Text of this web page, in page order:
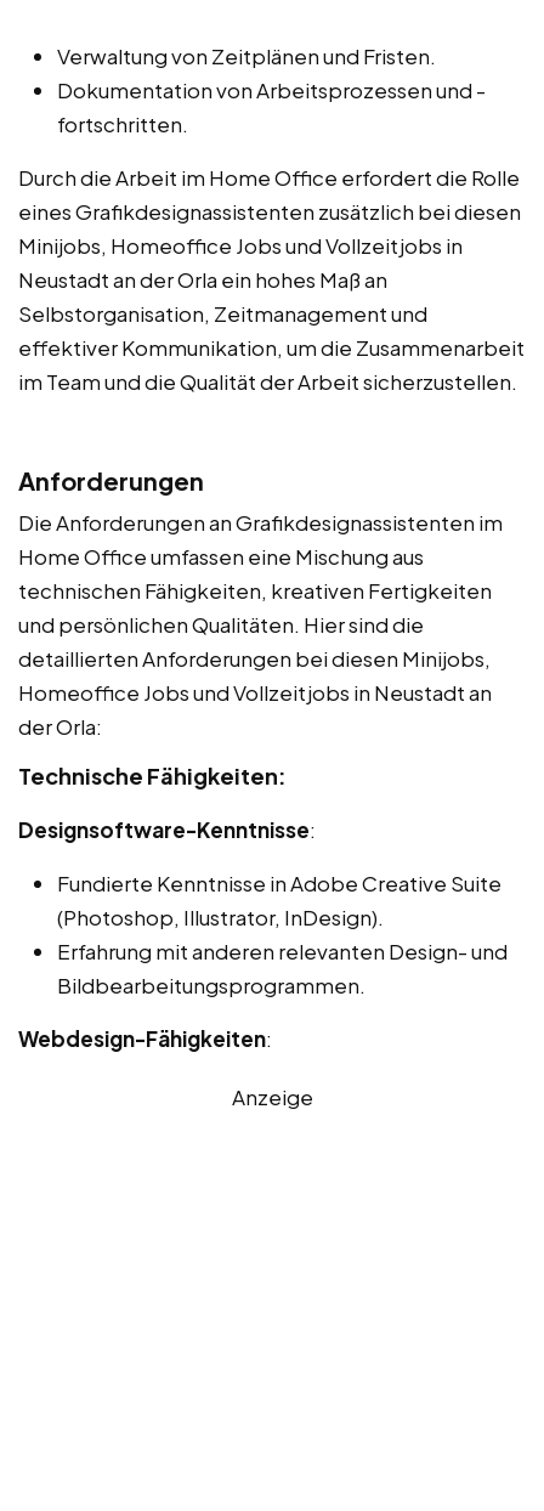
Verwaltung von Zeitplänen und Fristen.
Dokumentation von Arbeitsprozessen und -
fortschritten.
Durch die Arbeit im Home Office erfordert die Rolle
eines Grafikdesignassistenten zusätzlich bei diesen
Minijobs, Homeoffice Jobs und Vollzeitjobs in
Neustadt an der Orla ein hohes Maß an
Selbstorganisation, Zeitmanagement und
effektiver Kommunikation, um die Zusammenarbeit
im Team und die Qualität der Arbeit sicherzustellen.
Anforderungen
Die Anforderungen an Grafikdesignassistenten im
Home Office umfassen eine Mischung aus
technischen Fähigkeiten, kreativen Fertigkeiten
und persönlichen Qualitäten. Hier sind die
detaillierten Anforderungen bei diesen Minijobs,
Homeoffice Jobs und Vollzeitjobs in Neustadt an
der Orla:
Technische Fähigkeiten:
Designsoftware-Kenntnisse:
Fundierte Kenntnisse in Adobe Creative Suite
(Photoshop, Illustrator, InDesign).
Erfahrung mit anderen relevanten Design- und
Bildbearbeitungsprogrammen.
Webdesign-Fähigkeiten:
Anzeige